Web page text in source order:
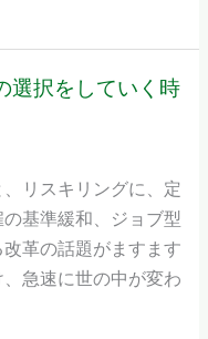
選択をしていく時
リスキリングに、定
基準緩和、ジョブ型
革の話題がますます
急速に世の中が変わ